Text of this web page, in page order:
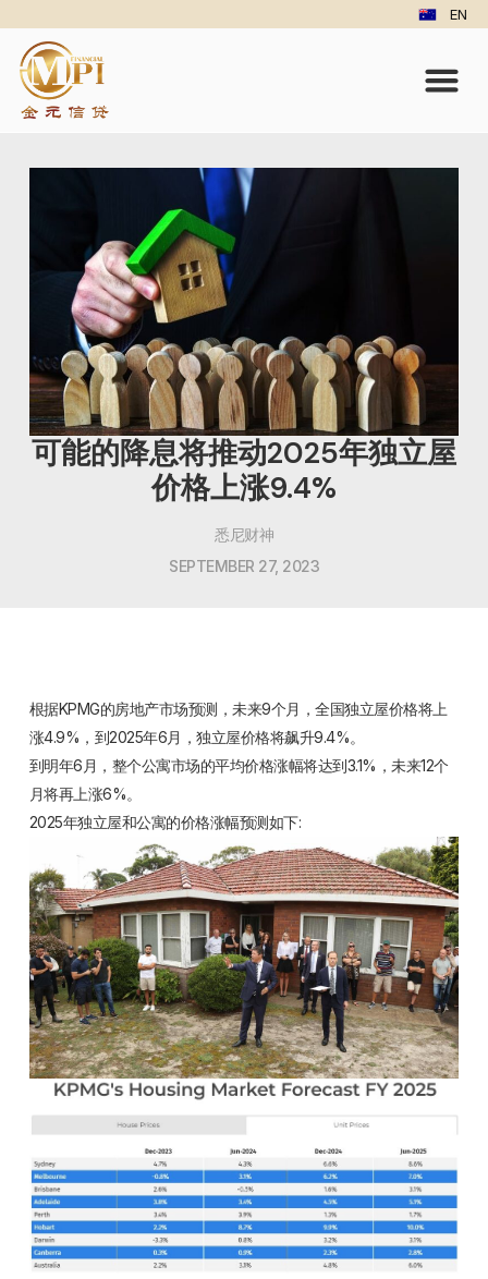
EN
可能的降息将推动2025年独立屋
价格上涨9.4%
悉尼财神
SEPTEMBER 27, 2023
根据KPMG的房地产市场预测，未来9个月，全国独立屋价格将上
涨4.9%，到2025年6月，独立屋价格将飙升9.4%。
到明年6月，整个公寓市场的平均价格涨幅将达到3.1%，未来12个
月将再上涨6%。
2025年独立屋和公寓的价格涨幅预测如下: